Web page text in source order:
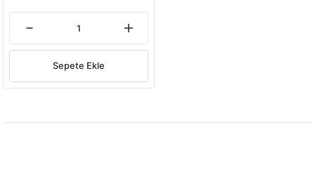
Sepete Ekle